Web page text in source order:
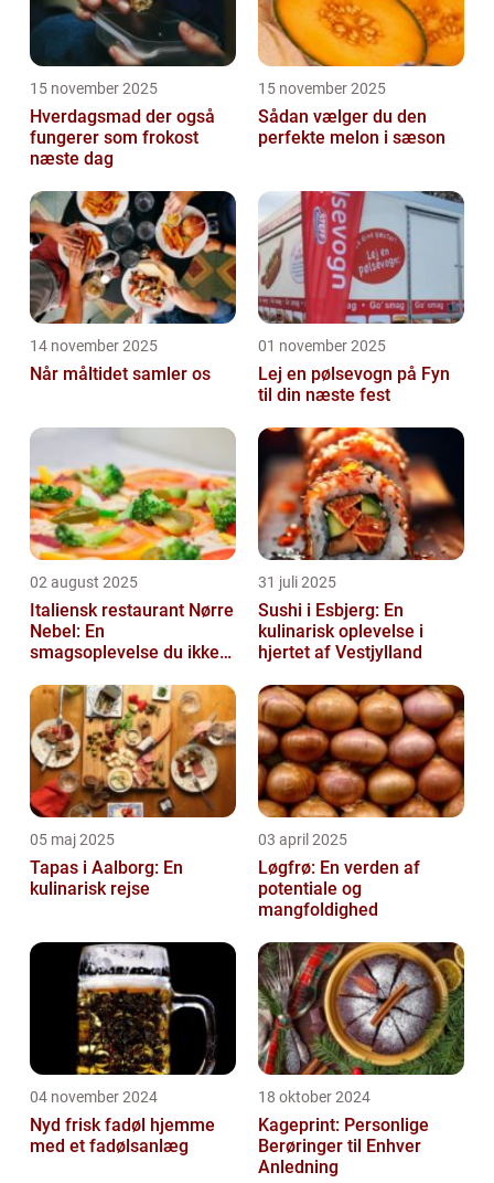
15 november 2025
Hverdagsmad der også
fungerer som frokost
næste dag
15 november 2025
Sådan vælger du den
perfekte melon i sæson
14 november 2025
Når måltidet samler os
01 november 2025
Lej en pølsevogn på Fyn
til din næste fest
02 august 2025
Italiensk restaurant Nørre
Nebel: En
smagsoplevelse du ikke
31 juli 2025
Sushi i Esbjerg: En
kulinarisk oplevelse i
hjertet af Vestjylland
05 maj 2025
Tapas i Aalborg: En
kulinarisk rejse
03 april 2025
Løgfrø: En verden af
potentiale og
mangfoldighed
04 november 2024
Nyd frisk fadøl hjemme
med et fadølsanlæg
18 oktober 2024
Kageprint: Personlige
Berøringer til Enhver
Anledning